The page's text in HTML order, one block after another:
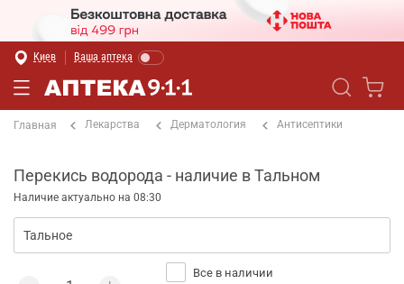
Киев Ваша аптека
Главная Лекарства Дерматология Антисептики
Перекись водорода - наличие в Тальном
Наличие актуально на 08:30
Все в наличии